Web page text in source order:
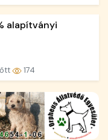
alapítványi
174